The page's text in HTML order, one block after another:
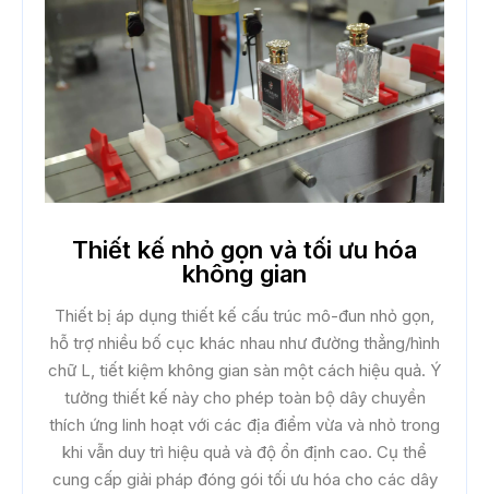
Thiết kế nhỏ gọn và tối ưu hóa
không gian
Thiết bị áp dụng thiết kế cấu trúc mô-đun nhỏ gọn,
hỗ trợ nhiều bố cục khác nhau như đường thẳng/hình
chữ L, tiết kiệm không gian sàn một cách hiệu quả. Ý
tưởng thiết kế này cho phép toàn bộ dây chuyền
thích ứng linh hoạt với các địa điểm vừa và nhỏ trong
khi vẫn duy trì hiệu quả và độ ổn định cao. Cụ thể
cung cấp giải pháp đóng gói tối ưu hóa cho các dây